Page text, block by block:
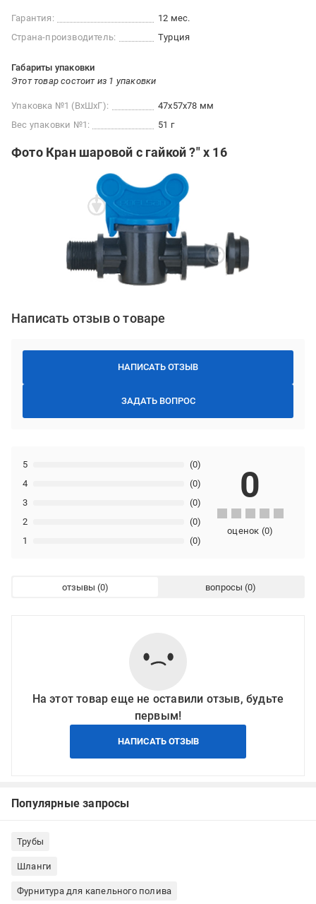
Гарантия:
12 мес.
Страна-производитель:
Турция
Габариты упаковки
Этот товар состоит из 1 упаковки
Упаковка №1 (ВхШхГ):
47x57x78 мм
Вес упаковки №1:
51 г
Фото Кран шаровой с гайкой ?" x 16
Написать отзыв о товаре
НАПИСАТЬ ОТЗЫВ
ЗАДАТЬ ВОПРОС
1 (0)
2 (0)
3 (0)
4 (0)
5 (0)
0
оценок (0)
отзывы вопросы
На этот товар еще не оставили отзыв, будьте
первым!
НАПИСАТЬ ОТЗЫВ
Популярные запросы
Трубы
Шланги
Фурнитура для капельного полива